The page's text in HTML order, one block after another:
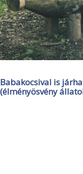
Babakocsival is
(élményösvény